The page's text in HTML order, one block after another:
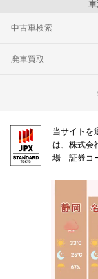
車
中古車検索
廃車買取
当サイトを
は、株式会
場 証券コ